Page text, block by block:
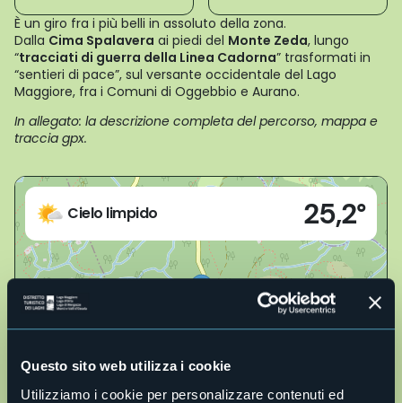
Questo sito web utilizza i cookie
Utilizziamo i cookie per personalizzare contenuti ed
È un giro fra i più belli in assoluto della zona.
Dalla Cima Spalavera ai piedi del Monte Zeda, lungo
“tracciati di guerra della Linea Cadorna” trasformati in
“sentieri di pace”, sul versante occidentale del Lago
Maggiore, fra i Comuni di Oggebbio e Aurano.
In allegato: la descrizione completa del percorso, mappa e
traccia gpx.
Cielo limpido 25,2°
28824 - Oggebbio (VB)